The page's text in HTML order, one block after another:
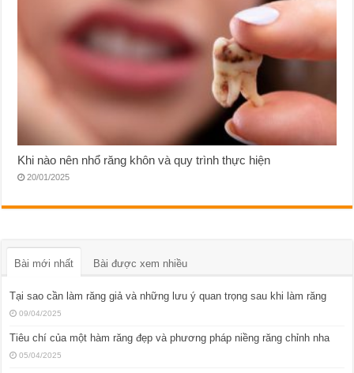
Khi nào nên nhổ răng khôn và quy trình thực hiện
20/01/2025
Bài mới nhất Bài được xem nhiều
Tại sao cần làm răng giả và những lưu ý quan trọng sau khi làm răng
09/04/2025
Tiêu chí của một hàm răng đẹp và phương pháp niềng răng chỉnh nha
05/04/2025